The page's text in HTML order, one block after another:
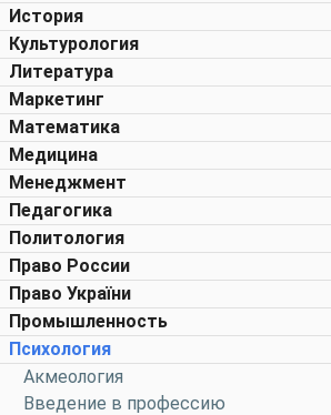
История
Культурология
Литература
Маркетинг
Математика
Медицина
Менеджмент
Педагогика
Политология
Право России
Право України
Промышленность
Психология
Акмеология
Введение в профессию